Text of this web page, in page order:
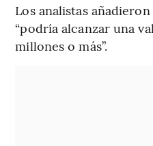
Los analistas
“podría alcanzar una
millones o más”.